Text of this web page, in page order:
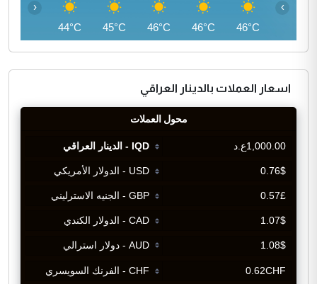
46°C
46°C
46°C
45°C
44°C
‹ ›
اسعار العملات بالدينار العراقي